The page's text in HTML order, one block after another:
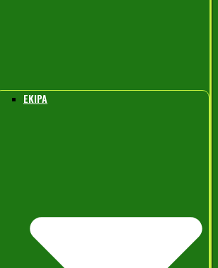
EKIPA